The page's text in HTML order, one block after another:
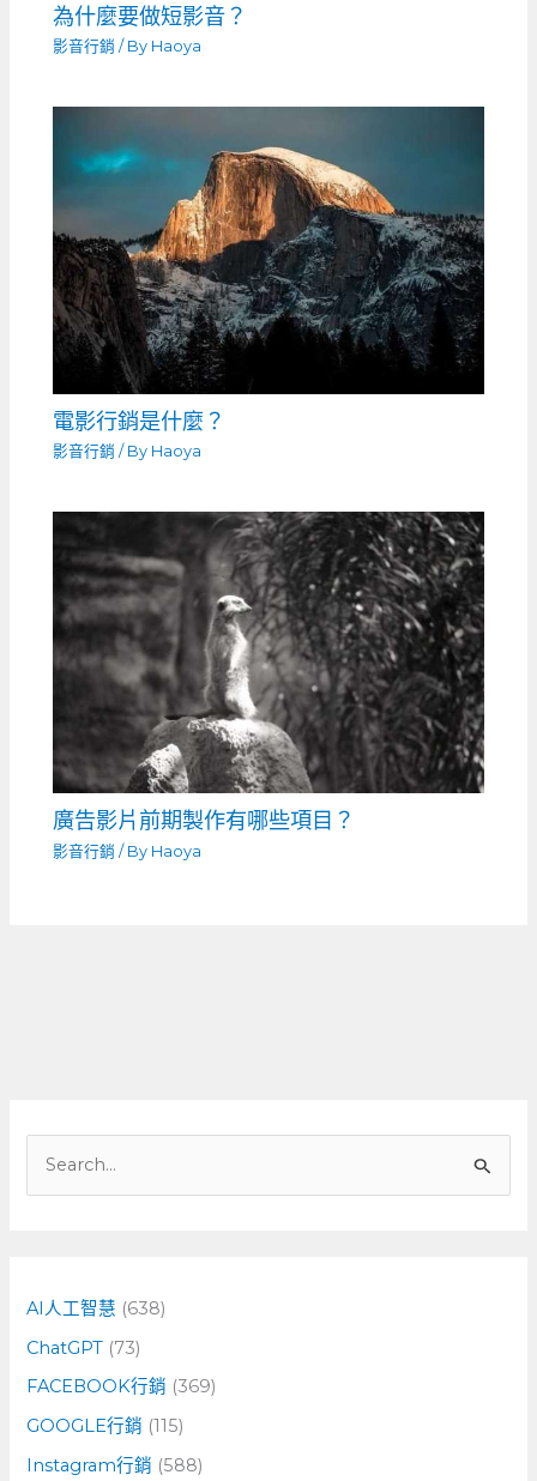
為什麼要做短影音？
影音行銷 / By Haoya
電影行銷是什麼？
影音行銷 / By Haoya
廣告影片前期製作有哪些項目？
影音行銷 / By Haoya
字
:
AI人工智慧 (638)
ChatGPT (73)
FACEBOOK行銷 (369)
GOOGLE行銷 (115)
Instagram行銷 (588)